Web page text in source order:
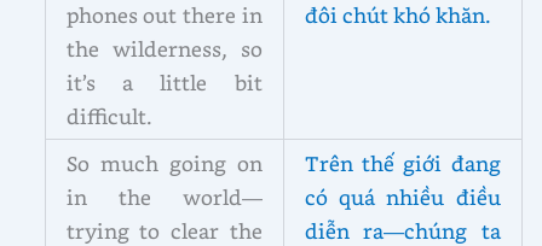
phones out there in
the wilderness, so
it’s a little bit
difficult.
đôi chút khó khăn.
So much going on
in the world—
trying to clear the
Trên thế giới đang
có quá nhiều điều
diễn ra—chúng ta